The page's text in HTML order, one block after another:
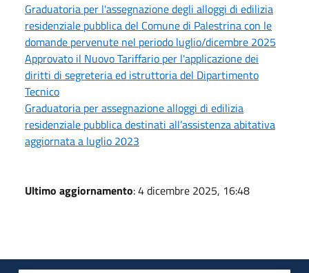
Graduatoria per l'assegnazione degli alloggi di edilizia
residenziale pubblica del Comune di Palestrina con le
domande pervenute nel periodo luglio/dicembre 2025
Approvato il Nuovo Tariffario per l'applicazione dei
diritti di segreteria ed istruttoria del Dipartimento
Tecnico
Graduatoria per assegnazione alloggi di edilizia
residenziale pubblica destinati all’assistenza abitativa
aggiornata a luglio 2023
Ultimo aggiornamento: 4 dicembre 2025, 16:48